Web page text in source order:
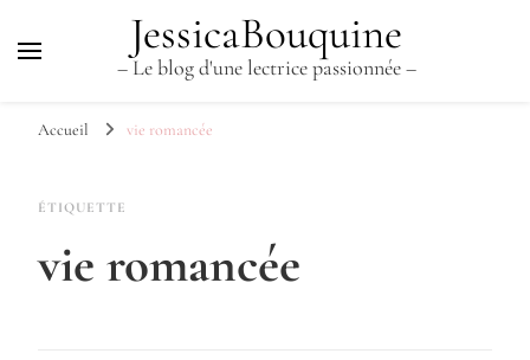
JessicaBouquine
– Le blog d'une lectrice passionnée –
Accueil vie romancée
ÉTIQUETTE
vie romancée